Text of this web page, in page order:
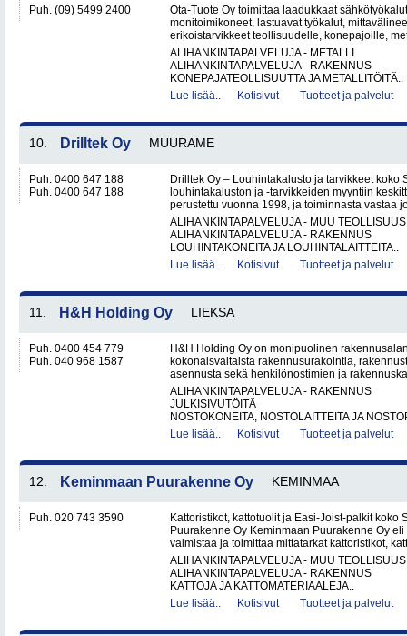
Puh. (09) 5499 2400
Ota-Tuote Oy toimittaa laadukkaat
monitoimikoneet, lastuavat työkalut,
erikoistarvikkeet teollisuudelle, konepajoille,
ALIHANKINTAPALVELUJA - METALLI
ALIHANKINTAPALVELUJA - RAKENNUS
KONEPAJATEOLLISUUTTA JA METALLITÖITÄ..
Lue lisää..
Kotisivut Tuotteet ja palvelut
10. Drilltek Oy MUURAME
Puh. 0400 647 188
Puh. 0400 647 188
Drilltek Oy – Louhintakalusto ja tarvikkeet koko
louhintakaluston ja -tarvikkeiden myyntiin
perustettu vuonna 1998, ja toiminnasta vastaa
ALIHANKINTAPALVELUJA - MUU TEOLLISUUS
ALIHANKINTAPALVELUJA - RAKENNUS
LOUHINTAKONEITA JA LOUHINTALAITTEITA..
Lue lisää..
Kotisivut Tuotteet ja palvelut
11. H&H Holding Oy LIEKSA
Puh. 0400 454 779
Puh. 040 968 1587
H&H Holding Oy on monipuolinen
kokonaisvaltaista rakennusurakointia,
asennusta sekä henkilönostimien ja
ALIHANKINTAPALVELUJA - RAKENNUS
JULKISIVUTÖITÄ
NOSTOKONEITA, NOSTOLAITTEITA JA
Lue lisää..
Kotisivut Tuotteet ja palvelut
12. Keminmaan Puurakenne Oy KEMINMAA
Puh. 020 743 3590
Kattoristikot, kattotuolit ja Easi-Joist-palkit koko
Puurakenne Oy Keminmaan Puurakenne Oy
valmistaa ja toimittaa mittatarkat kattoristikot,
ALIHANKINTAPALVELUJA - MUU TEOLLISUUS
ALIHANKINTAPALVELUJA - RAKENNUS
KATTOJA JA KATTOMATERIAALEJA..
Lue lisää..
Kotisivut Tuotteet ja palvelut